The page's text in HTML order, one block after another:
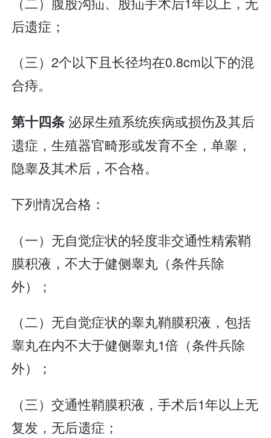
后遗症；
（三）2个以下且长径均在0.8cm以下的混
合痔。
第十四条泌尿生殖系统疾病或损伤及其后
遗症，生殖器官畸形或发育不全，单睾，
隐睾及其术后，不合格。
下列情况合格：
（一）无自觉症状的轻度非交通性精索鞘
膜积液，不大于健侧睾丸（条件兵除
外）；
（二）无自觉症状的睾丸鞘膜积液，包括
睾丸在内不大于健侧睾丸1倍（条件兵除
外）；
（三）交通性鞘膜积液，手术后1年以上无
复发，无后遗症；